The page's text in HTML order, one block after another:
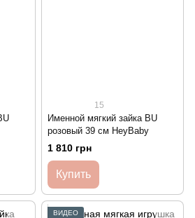
15
Именной мягкий зайка BU
розовый 39 см HeyBaby
1 810 грн
Купить
ВИДЕО